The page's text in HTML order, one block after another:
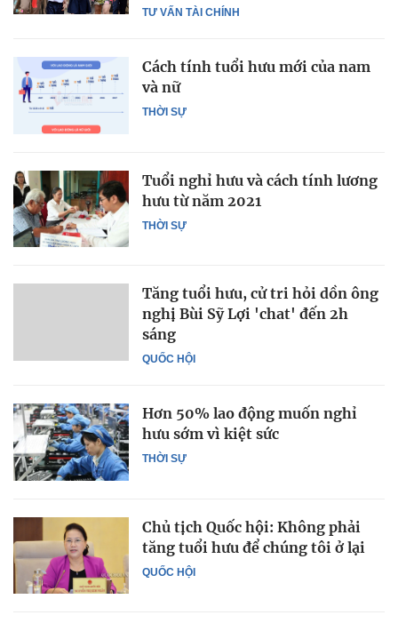
TƯ VẤN TÀI CHÍNH
THỜI SỰ
Cách tính tuổi hưu mới của nam
và nữ
THỜI SỰ
Tuổi nghỉ hưu và cách tính lương
hưu từ năm 2021
QUỐC HỘI
Tăng tuổi hưu, cử tri hỏi dồn ông
nghị Bùi Sỹ Lợi 'chat' đến 2h
sáng
THỜI SỰ
Hơn 50% lao động muốn nghỉ
hưu sớm vì kiệt sức
QUỐC HỘI
Chủ tịch Quốc hội: Không phải
tăng tuổi hưu để chúng tôi ở lại